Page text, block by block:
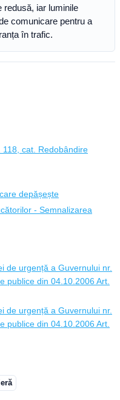
redusă, iar luminile
comunicare pentru a
în trafic.
118, cat. Redobândire
depășește
- Semnalizarea
de urgență a Guvernului nr.
publice din 04.10.2006 Art.
de urgență a Guvernului nr.
publice din 04.10.2006 Art.